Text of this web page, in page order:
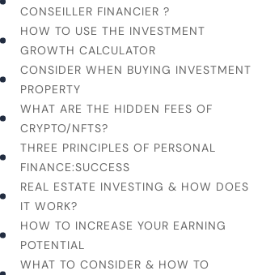
CONSEILLER FINANCIER ?
HOW TO USE THE INVESTMENT
GROWTH CALCULATOR
CONSIDER WHEN BUYING INVESTMENT
PROPERTY
WHAT ARE THE HIDDEN FEES OF
CRYPTO/NFTS?
THREE PRINCIPLES OF PERSONAL
FINANCE:SUCCESS
REAL ESTATE INVESTING & HOW DOES
IT WORK?
HOW TO INCREASE YOUR EARNING
POTENTIAL
WHAT TO CONSIDER & HOW TO